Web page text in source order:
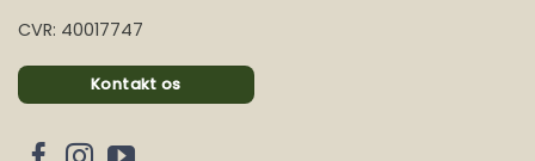
CVR: 40017747
Kontakt os